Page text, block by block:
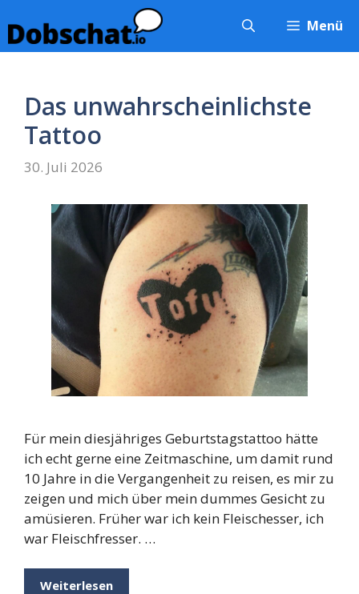
Inhalt
springen
Menü
Das unwahrscheinlichste
Tattoo
30. Juli 2026
Für mein diesjähriges Geburtstagstattoo hätte
ich echt gerne eine Zeitmaschine, um damit rund
10 Jahre in die Vergangenheit zu reisen, es mir zu
zeigen und mich über mein dummes Gesicht zu
amüsieren. Früher war ich kein Fleischesser, ich
war Fleischfresser. …
Weiterlesen